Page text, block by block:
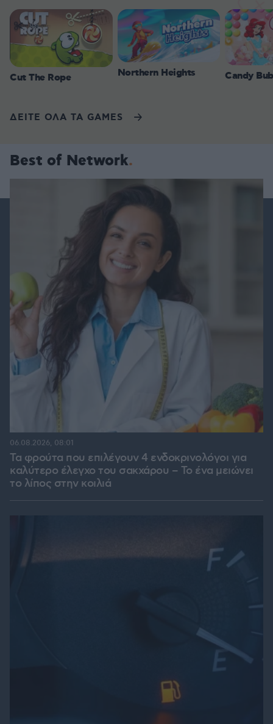
Cut The Rope Northern Heights Candy
ΔΕΙΤΕ ΟΛΑ ΤΑ GAMES
Best of Network
Τα φρούτα που επιλέγουν 4 ενδοκρινολόγοι για
καλύτερο έλεγχο του σακχάρου – Το ένα μειώνει
το λίπος στην κοιλιά
06.08.2026, 08:01